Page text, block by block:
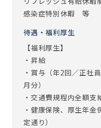
感染症特別休暇 等
待遇・福利厚生
【福利厚生】
・昇給
・賞与（年2回／正
月分）
・交通費規程内全額支
・健康保険、厚生年
定通り）